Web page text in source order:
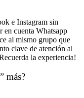
e Instagram sin
en cuenta Whatsapp
al mismo grupo que
clave de atención al
la experiencia!
más?